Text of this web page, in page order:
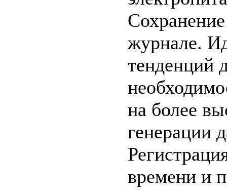
журнале.
тенденций
на более
генерации
времени и